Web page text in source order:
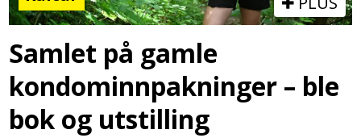
Samlet på gamle
kondominnpakninger – ble
bok og utstilling